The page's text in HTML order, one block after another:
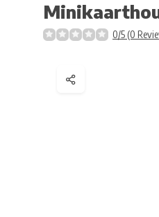
0/5 (0